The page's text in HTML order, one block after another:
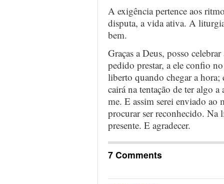
A exigência pertence aos
disputa, a vida ativa. A
bem.
Graças a Deus, posso
pedido prestar, a ele confio
liberto quando chegar a
cairá na tentação de ter algo a
me. E assim serei enviado
procurar ser reconhecido. Na
presente. E agradecer.
7 Comments